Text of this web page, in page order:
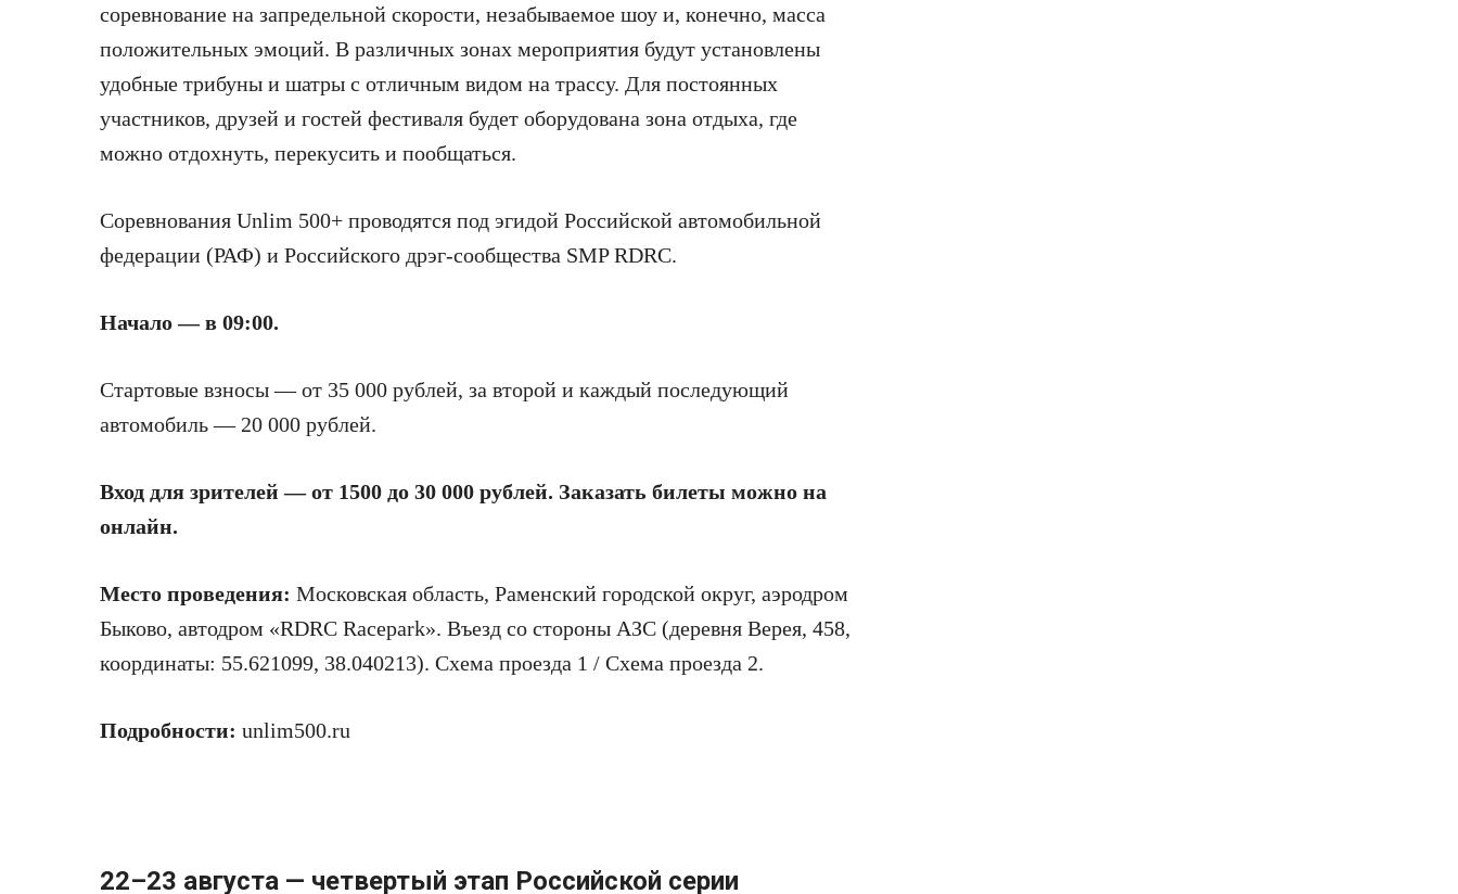
соревнование на запредельной скорости, незабываемое шоу и, конечно, масса
положительных эмоций. В различных зонах мероприятия будут установлены
удобные трибуны и шатры с отличным видом на трассу. Для постоянных
участников, друзей и гостей фестиваля будет оборудована зона отдыха, где
можно отдохнуть, перекусить и пообщаться.
Соревнования Unlim 500+ проводятся под эгидой Российской автомобильной
федерации (РАФ) и Российского дрэг-сообщества SMP RDRC.
Начало — в 09:00.
Стартовые взносы — от 35 000 рублей, за второй и каждый последующий
автомобиль — 20 000 рублей.
Вход для зрителей — от 1500 до 30 000 рублей. Заказать билеты можно на
онлайн.
Место проведения: Московская область, Раменский городской округ, аэродром
Быково, автодром «RDRC Racepark». Въезд со стороны АЗС (деревня Верея, 458,
координаты: 55.621099, 38.040213). Схема проезда 1 / Схема проезда 2.
Подробности: unlim500.ru
22–23 августа — четвертый этап Российской серии